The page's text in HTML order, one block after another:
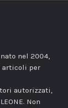
nel 2004,
articoli per
autorizzati,
Non